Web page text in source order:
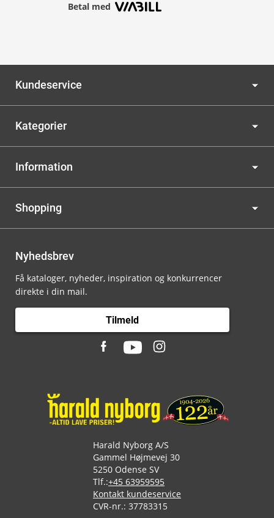
Betal med
Kundeservice
Kategorier
Information
Shopping
Nyhedsbrev
Få kataloger, nyheder, inspiration og konkurrencer
direkte i din mail.
Tilmeld
Harald Nyborg A/S
Gammel Højmevej 30
5250 Odense SV
Tlf.:+45 63959595
Kontakt kundeservice
CVR-nr.: 37783315